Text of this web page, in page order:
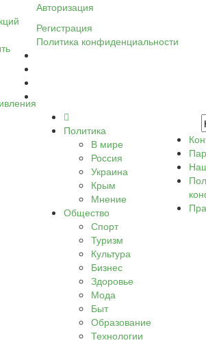
Авторизация
Регистрация
Политика конфиденциальности
Политика
В мире
Россия
Украина
Крым
Мнение
Общество
Спорт
Туризм
Культура
Бизнес
Здоровье
Мода
Быт
Образование
Технологии